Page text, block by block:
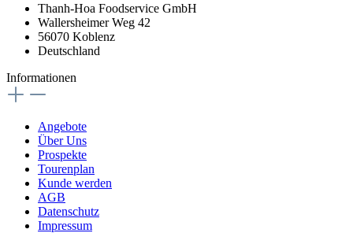
Thanh-Hoa Foodservice GmbH
Wallersheimer Weg 42
56070 Koblenz
Deutschland
Informationen
Angebote
Über Uns
Prospekte
Tourenplan
Kunde werden
AGB
Datenschutz
Impressum